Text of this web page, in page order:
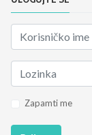
Zapamti me